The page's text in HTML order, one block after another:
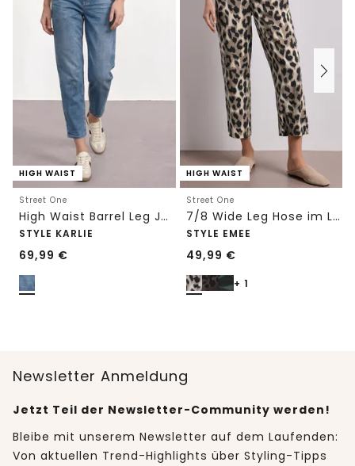
HIGH WAIST
Street One
High Waist Barrel Leg Jeans im Loose Fit
STYLE KARLIE
69,99 €
HIGH WAIST
Street One
7/8 Wide Leg Hose im Loose Fit mit Print
STYLE EMEE
49,99 €
+ 1
Newsletter Anmeldung
Jetzt Teil der Newsletter-Community werden!
Bleibe mit unserem Newsletter auf dem Laufenden:
Von aktuellen Trend-Highlights über Styling-Tipps